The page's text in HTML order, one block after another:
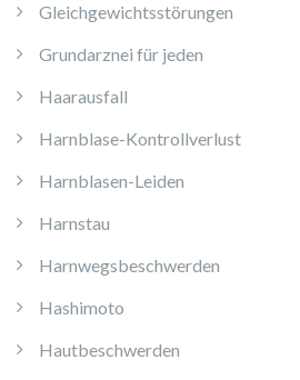
Gleichgewichtsstörungen
Grundarznei für jeden
Haarausfall
Harnblase-Kontrollverlust
Harnblasen-Leiden
Harnstau
Harnwegsbeschwerden
Hashimoto
Hautbeschwerden